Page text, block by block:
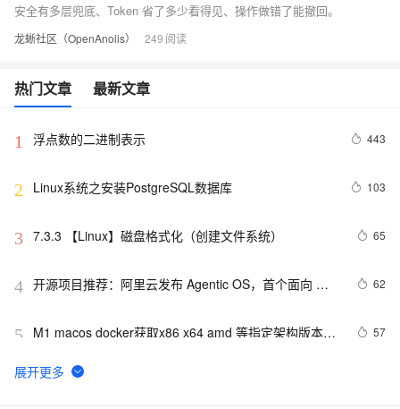
安全有多层兜底、Token 省了多少看得见、操作做错了能撤回。
龙蜥社区（OpenAnolis） 249
热门文章 最新文章
1 浮点数的二进制表示 443
2 Linux系统之安装PostgreSQL数据库 103
3 7.3.3 【Linux】磁盘格式化（创建文件系统） 65
4 开源项目推荐：阿里云发布 Agentic OS，首个面向
62
5
M1 macos docker获取x86 x64 amd 等指定架构版本
57
6
龙蜥操作系统：CentOS 谢幕之后，国产云原生系统的